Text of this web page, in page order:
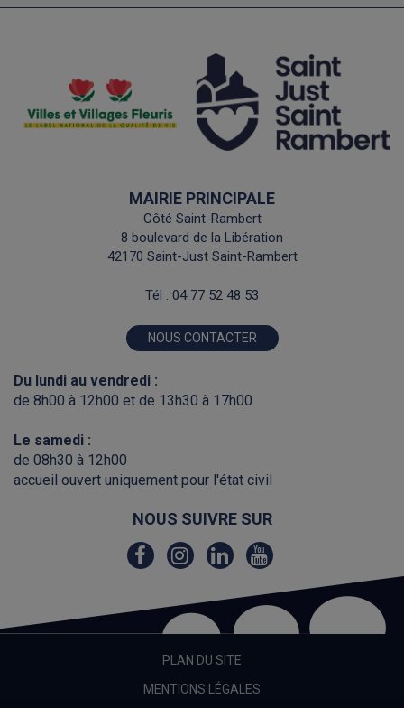
téléphone
MAIRIE PRINCIPALE
Côté Saint-Rambert
8 boulevard de la Libération
42170 Saint-Just Saint-Rambert
Tél : 04 77 52 48 53
NOUS CONTACTER
Du lundi au vendredi :
de 8h00 à 12h00 et de 13h30 à 17h00
Le samedi :
de 08h30 à 12h00
accueil ouvert uniquement pour l'état civil
NOUS SUIVRE SUR
Lien
vers
compte
Facebook
Lien
vers
compte
Instagram
Lien
vers
le
compte
Linkedin
Lien
la
chaîne
Youtube
PLAN DU SITE
MENTIONS LÉGALES